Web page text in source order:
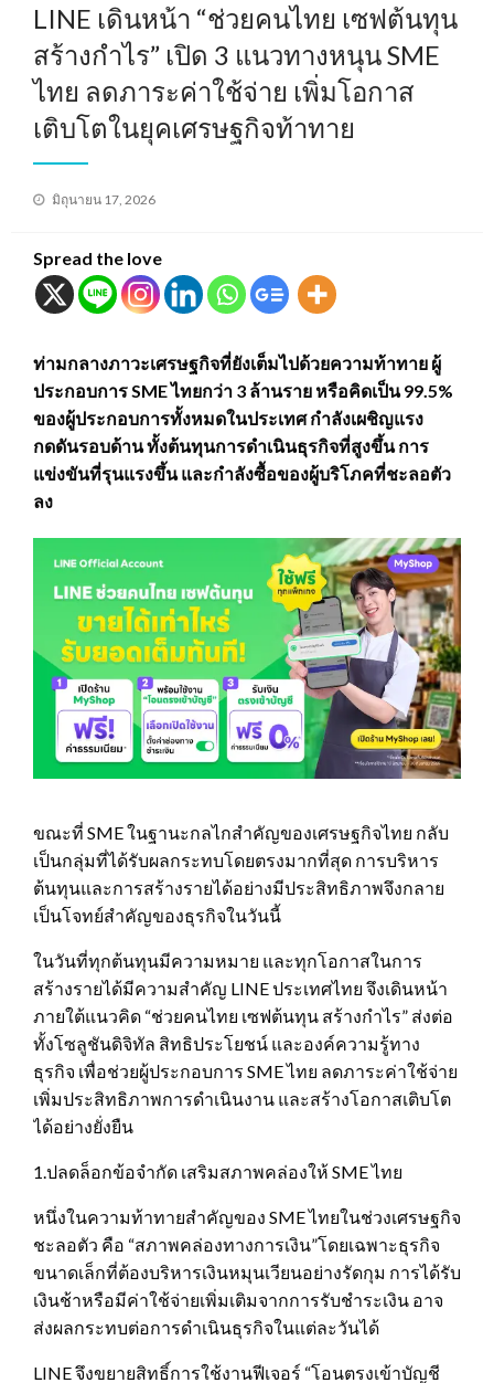
LINE เดินหน้า “ช่วยคนไทย เซฟต้นทุน
สร้างกำไร” เปิด 3 แนวทางหนุน SME
ไทย ลดภาระค่าใช้จ่าย เพิ่มโอกาส
เติบโตในยุคเศรษฐกิจท้าทาย
Posted
มิถุนายน 17, 2026
Spread the love
ท่ามกลางภาวะเศรษฐกิจที่ยังเต็มไปด้วยความท้าทาย ผู้
ประกอบการ SME ไทยกว่า 3 ล้านราย หรือคิดเป็น 99.5%
ของผู้ประกอบการทั้งหมดในประเทศ กำลังเผชิญแรง
กดดันรอบด้าน ทั้งต้นทุนการดำเนินธุรกิจที่สูงขึ้น การ
แข่งขันที่รุนแรงขึ้น และกำลังซื้อของผู้บริโภคที่ชะลอตัว
ลง
ขณะที่ SME ในฐานะกลไกสำคัญของเศรษฐกิจไทย กลับ
เป็นกลุ่มที่ได้รับผลกระทบโดยตรงมากที่สุด การบริหาร
ต้นทุนและการสร้างรายได้อย่างมีประสิทธิภาพจึงกลาย
เป็นโจทย์สำคัญของธุรกิจในวันนี้
ในวันที่ทุกต้นทุนมีความหมาย และทุกโอกาสในการ
สร้างรายได้มีความสำคัญ LINE ประเทศไทย จึงเดินหน้า
ภายใต้แนวคิด “ช่วยคนไทย เซฟต้นทุน สร้างกำไร” ส่งต่อ
ทั้งโซลูชันดิจิทัล สิทธิประโยชน์ และองค์ความรู้ทาง
ธุรกิจ เพื่อช่วยผู้ประกอบการ SME ไทย ลดภาระค่าใช้จ่าย
เพิ่มประสิทธิภาพการดำเนินงาน และสร้างโอกาสเติบโต
ได้อย่างยั่งยืน
1.ปลดล็อกข้อจำกัด เสริมสภาพคล่องให้ SME ไทย
หนึ่งในความท้าทายสำคัญของ SME ไทยในช่วงเศรษฐกิจ
ชะลอตัว คือ “สภาพคล่องทางการเงิน”โดยเฉพาะธุรกิจ
ขนาดเล็กที่ต้องบริหารเงินหมุนเวียนอย่างรัดกุม การได้รับ
เงินช้าหรือมีค่าใช้จ่ายเพิ่มเติมจากการรับชำระเงิน อาจ
ส่งผลกระทบต่อการดำเนินธุรกิจในแต่ละวันได้
LINE จึงขยายสิทธิ์การใช้งานฟีเจอร์ “โอนตรงเข้าบัญชี